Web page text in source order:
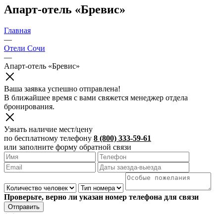
Апарт-отель «Бревис»
Главная
—
Отели Сочи
—
Апарт-отель «Бревис»
Ваша заявка успешно отправлена!
В ближайшее время с вами свяжется менеджер отдела
бронирования.
Узнать наличие мест/цену
по бесплатному телефону 8 (800) 333-59-61
или заполните форму обратной связи
Проверьте, верно ли указан номер телефона для связи
Отправить